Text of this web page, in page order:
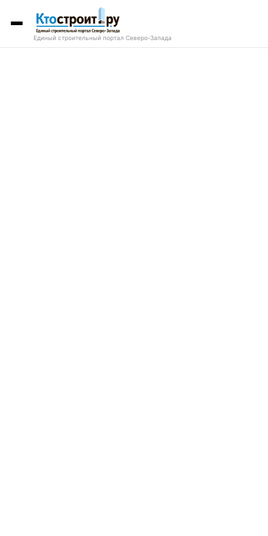
Единый строительный портал Северо-Запада